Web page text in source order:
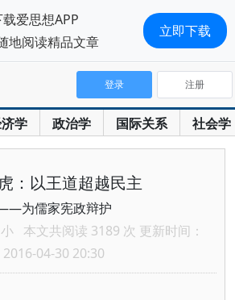
学 政治学 国际关系 社会学
登录 注册
：以王道超越民主
为儒家宪政辩护
小 本文共阅读 3189 次 更新时间：
2016-04-30 20:30
载爱思想APP
地阅读精品文章
立即下载